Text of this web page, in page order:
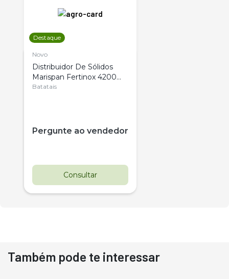
Destaque
Novo
Distribuidor De Sólidos
Marispan Fertinox 4200
Citrus
Batatais
Pergunte ao vendedor
Consultar
Destaque
Também pode te interessar